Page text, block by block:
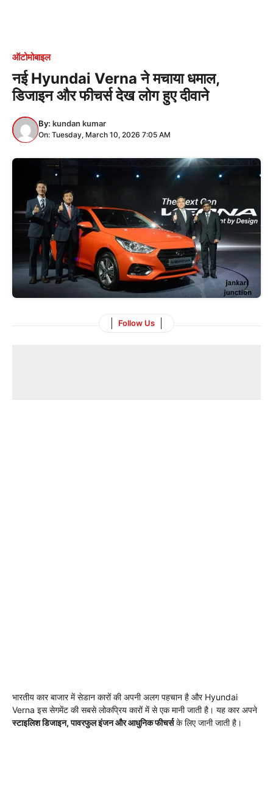
ऑटोमोबाइल
नई Hyundai Verna ने मचाया धमाल,
डिजाइन और फीचर्स देख लोग हुए दीवाने
By: kundan kumar
On: Tuesday, March 10, 2026 7:05 AM
Follow Us
भारतीय कार बाजार में सेडान कारों की अपनी अलग पहचान है और Hyundai
Verna इस सेगमेंट की सबसे लोकप्रिय कारों में से एक मानी जाती है। यह कार अपने
स्टाइलिश डिजाइन, पावरफुल इंजन और आधुनिक फीचर्सके लिए जानी जाती है।